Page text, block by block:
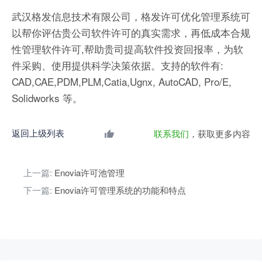
武汉格发信息技术有限公司，格发许可优化管理系统可
以帮你评估贵公司软件许可的真实需求，再低成本合规
性管理软件许可,帮助贵司提高软件投资回报率，为软
件采购、使用提供科学决策依据。支持的软件有:
CAD,CAE,PDM,PLM,Catia,Ugnx, AutoCAD, Pro/E,
Solidworks 等。
返回上级列表 联系我们 ，获取更多内容
上一篇: Enovia许可池管理
下一篇: Enovia许可管理系统的功能和特点